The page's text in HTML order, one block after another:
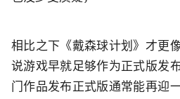
相比之下《戴森球计划》才更
说游戏早就足够作为正式版发
门作品发布正式版通常能再迎